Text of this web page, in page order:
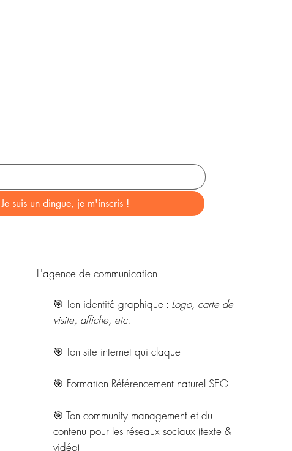
Je suis un dingue, je m'inscris !
L'agence de communication
🎯 Ton identité graphique : Logo, carte de
visite, affiche, etc.
🎯 Ton site internet qui claque
🎯 Formation Référencement naturel SEO
🎯 Ton community management et du
contenu pour les réseaux sociaux (texte &
vidéo)